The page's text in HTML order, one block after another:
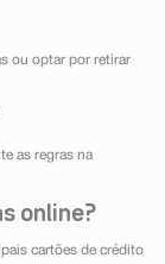
ou optar por retirar
as regras na
online?
cartões de crédito